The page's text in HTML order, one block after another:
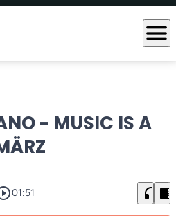
menu
- MUSIC IS A
01:51 headphones chrome_reader_mode